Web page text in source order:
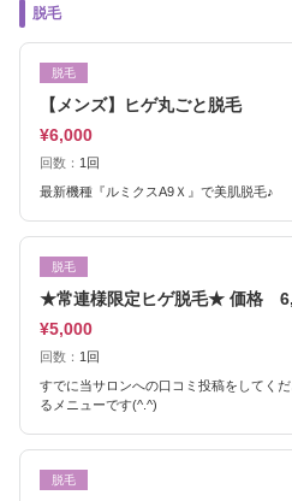
脱毛
脱毛
【メンズ】ヒゲ丸ごと脱毛
¥6,000
回数： 1回
最新機種『ルミクスA9Ｘ』で美肌脱毛♪
脱毛
★常連様限定ヒゲ脱毛★ 価格
¥5,000
回数： 1回
すでに当サロンへの口コミ投稿をしてく
るメニューです(^.^)
脱毛